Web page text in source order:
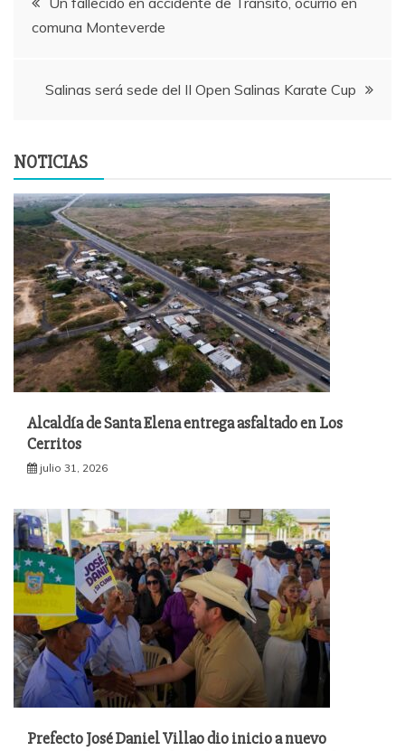
entradas
comuna Monteverde
Salinas será sede del II Open Salinas Karate Cup
NOTICIAS
Alcaldía de Santa Elena entrega asfaltado en Los
Cerritos
julio 31, 2026
Prefecto José Daniel Villao dio inicio a nuevo